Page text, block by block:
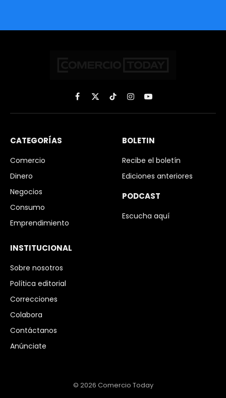
Facebook
X
(Twitter)
TikTokInstagramYouTube
CATEGORÍAS
Comercio
Dinero
Negocios
Consumo
Emprendimiento
BOLETIN
Recibe el boletín
Ediciones anteriores
PODCAST
Escucha aquí
INSTITUCIONAL
Sobre nosotros
Política editorial
Correcciones
Colabora
Contáctanos
Anúnciate
© 2026 Comercio Today